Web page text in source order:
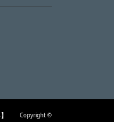
Copyright ©